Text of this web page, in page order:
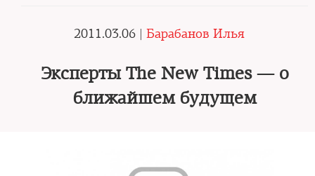
2011.03.06 | Барабанов Илья
Эксперты The New Times — о
ближайшем будущем